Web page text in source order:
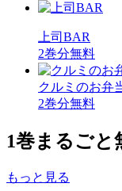
上司BAR
2巻分無料
クルミのお弁
2巻分無料
1巻まるごと
もっと見る